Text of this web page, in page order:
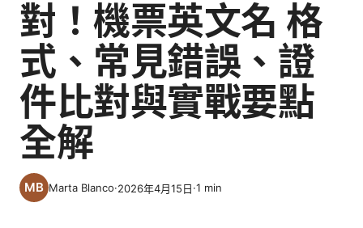
對！機票英文名 格
式、常見錯誤、證
件比對與實戰要點
全解
Marta Blanco·2026年4月15日·1 min